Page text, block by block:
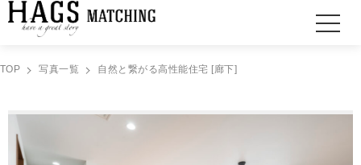
TOP 写真一覧 自然と繋がる高性能住宅 [廊下]